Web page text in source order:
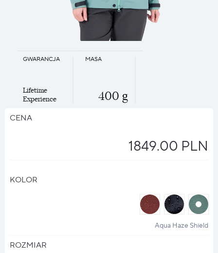
MASA
400 g
GWARANCJA
Lifetime
Experience
CENA
1849.00 PLN
KOLOR
halo
?
halo
?
halo
?
Aqua Haze Shield
ROZMIAR